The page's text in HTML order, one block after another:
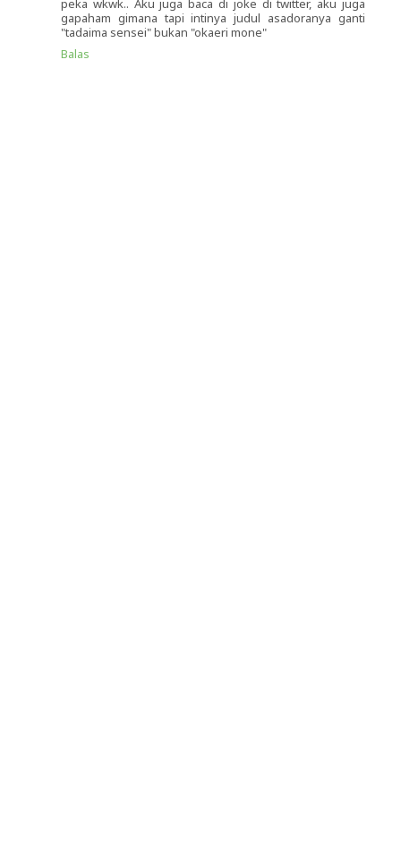
gapaham gimana tapi intinya judul asadoranya ganti
"tadaima sensei" bukan "okaeri mone"
Balas